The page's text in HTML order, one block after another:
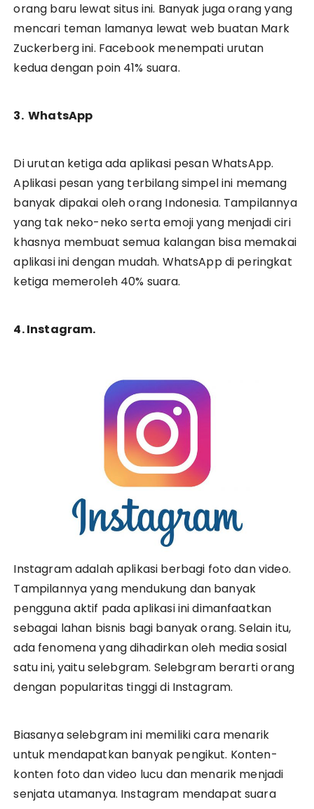
orang baru lewat situs ini. Banyak juga orang yang
mencari teman lamanya lewat web buatan Mark
Zuckerberg ini. Facebook menempati urutan
kedua dengan poin 41% suara.
3. WhatsApp
Di urutan ketiga ada aplikasi pesan WhatsApp.
Aplikasi pesan yang terbilang simpel ini memang
banyak dipakai oleh orang Indonesia. Tampilannya
yang tak neko-neko serta emoji yang menjadi ciri
khasnya membuat semua kalangan bisa memakai
aplikasi ini dengan mudah. WhatsApp di peringkat
ketiga memeroleh 40% suara.
4. Instagram.
Instagram adalah aplikasi berbagi foto dan video.
Tampilannya yang mendukung dan banyak
pengguna aktif pada aplikasi ini dimanfaatkan
sebagai lahan bisnis bagi banyak orang. Selain itu,
ada fenomena yang dihadirkan oleh media sosial
satu ini, yaitu selebgram. Selebgram berarti orang
dengan popularitas tinggi di Instagram.
Biasanya selebgram ini memiliki cara menarik
untuk mendapatkan banyak pengikut. Konten-
konten foto dan video lucu dan menarik menjadi
senjata utamanya. Instagram mendapat suara